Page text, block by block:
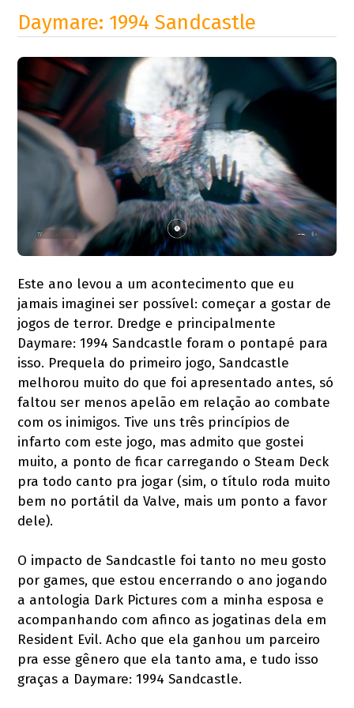
Daymare: 1994 Sandcastle
Este ano levou a um acontecimento que eu
jamais imaginei ser possível: começar a gostar de
jogos de terror. Dredge e principalmente
Daymare: 1994 Sandcastle foram o pontapé para
isso. Prequela do primeiro jogo, Sandcastle
melhorou muito do que foi apresentado antes, só
faltou ser menos apelão em relação ao combate
com os inimigos. Tive uns três princípios de
infarto com este jogo, mas admito que gostei
muito, a ponto de ficar carregando o Steam Deck
pra todo canto pra jogar (sim, o título roda muito
bem no portátil da Valve, mais um ponto a favor
dele).
O impacto de Sandcastle foi tanto no meu gosto
por games, que estou encerrando o ano jogando
a antologia Dark Pictures com a minha esposa e
acompanhando com afinco as jogatinas dela em
Resident Evil. Acho que ela ganhou um parceiro
pra esse gênero que ela tanto ama, e tudo isso
graças a Daymare: 1994 Sandcastle.